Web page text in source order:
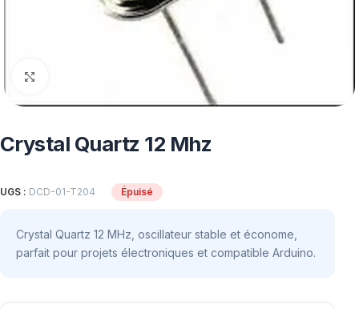
Crystal Quartz 12 Mhz
UGS : DCD-01-T204 Épuisé
Crystal Quartz 12 MHz, oscillateur stable et économe,
parfait pour projets électroniques et compatible Arduino.